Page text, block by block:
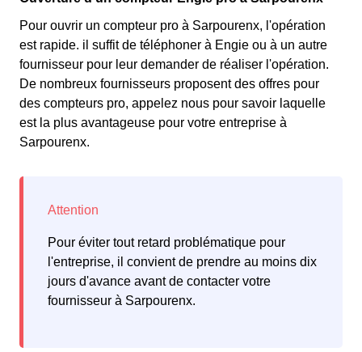
Pour ouvrir un compteur pro à Sarpourenx, l'opération
est rapide. il suffit de téléphoner à Engie ou à un autre
fournisseur pour leur demander de réaliser l'opération.
De nombreux fournisseurs proposent des offres pour
des compteurs pro, appelez nous pour savoir laquelle
est la plus avantageuse pour votre entreprise à
Sarpourenx.
Pour éviter tout retard problématique pour
l'entreprise, il convient de prendre au moins dix
jours d'avance avant de contacter votre
fournisseur à Sarpourenx.